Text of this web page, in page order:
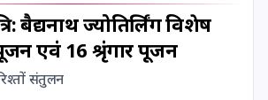
Shravana Putrada Ekadashi
बैद्यनाथ ज्योतिर्लिंग विशेष
एवं 16 श्रृंगार पूजन
संतुलन